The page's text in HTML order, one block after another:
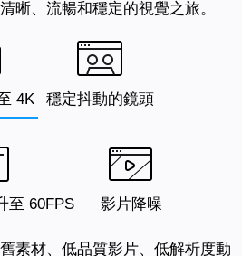
晰、流暢和穩定的視覺之旅。
4K 穩定抖動的鏡頭
至 60FPS 影片降噪
素材、低品質影片、低解析度動